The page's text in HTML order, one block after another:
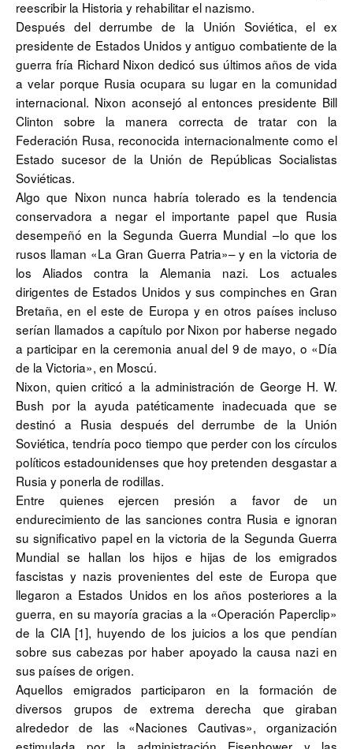
reescribir la Historia y rehabilitar el nazismo.
Después del derrumbe de la Unión Soviética, el ex
presidente de Estados Unidos y antiguo combatiente de la
guerra fría Richard Nixon dedicó sus últimos años de vida
a velar porque Rusia ocupara su lugar en la comunidad
internacional. Nixon aconsejó al entonces presidente Bill
Clinton sobre la manera correcta de tratar con la
Federación Rusa, reconocida internacionalmente como el
Estado sucesor de la Unión de Repúblicas Socialistas
Soviéticas.
Algo que Nixon nunca habría tolerado es la tendencia
conservadora a negar el importante papel que Rusia
desempeñó en la Segunda Guerra Mundial –lo que los
rusos llaman «La Gran Guerra Patria»– y en la victoria de
los Aliados contra la Alemania nazi. Los actuales
dirigentes de Estados Unidos y sus compinches en Gran
Bretaña, en el este de Europa y en otros países incluso
serían llamados a capítulo por Nixon por haberse negado
a participar en la ceremonia anual del 9 de mayo, o «Día
de la Victoria», en Moscú.
Nixon, quien criticó a la administración de George H. W.
Bush por la ayuda patéticamente inadecuada que se
destinó a Rusia después del derrumbe de la Unión
Soviética, tendría poco tiempo que perder con los círculos
políticos estadounidenses que hoy pretenden desgastar a
Rusia y ponerla de rodillas.
Entre quienes ejercen presión a favor de un
endurecimiento de las sanciones contra Rusia e ignoran
su significativo papel en la victoria de la Segunda Guerra
Mundial se hallan los hijos e hijas de los emigrados
fascistas y nazis provenientes del este de Europa que
llegaron a Estados Unidos en los años posteriores a la
guerra, en su mayoría gracias a la «Operación Paperclip»
de la CIA [1], huyendo de los juicios a los que pendían
sobre sus cabezas por haber apoyado la causa nazi en
sus países de origen.
Aquellos emigrados participaron en la formación de
diversos grupos de extrema derecha que giraban
alrededor de las «Naciones Cautivas», organización